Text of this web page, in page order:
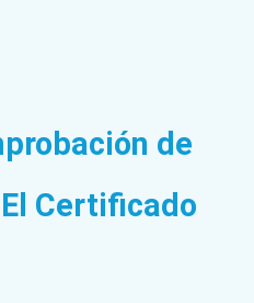
de
Certificado